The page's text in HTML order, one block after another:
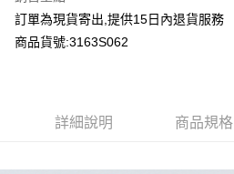
Apple Pay
Google Pay
全家付款取貨
訂單為現貨寄出,提供15日內退貨服務
商品貨號:3163S062
詳細說明 商品規格